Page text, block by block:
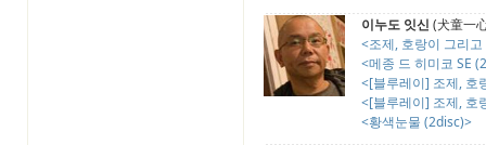
이누도 잇신 (犬童一
<조제, 호랑이 그리
<메종 드 히미코 SE
<[블루레이] 조제, 호
<[블루레이] 조제, 호
<황색눈물 (2disc)>